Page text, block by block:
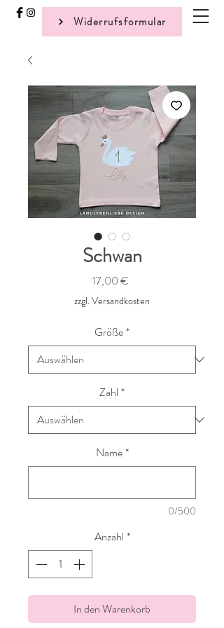
Widerrufsformular
Schwan
17,00 €Preis
zzgl. Versandkosten
Größe*
Zahl *
Name*
0/500
Anzahl *
In den Warenkorb